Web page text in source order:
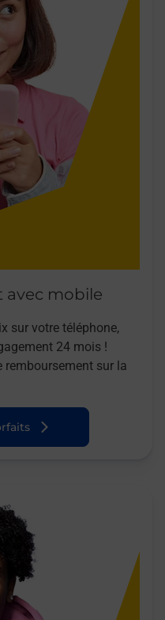
avec mobile
sur votre téléphone,
24 mois !
remboursement sur la